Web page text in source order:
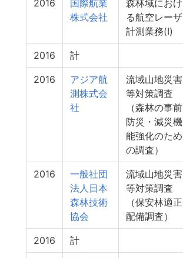
2016
国際航業
株式会社
森林域におけ
る航空レーザ
計測業務(Ⅰ)
2016 計
2016
アジア航
測株式会
社
流域山地災害
等対策調査
（森林の事前
防災・減災機
能強化のため
の調査）
2016
一般社団
法人日本
森林技術
協会
流域山地災害
等対策調査
（保安林適正
配備調査）
2016 計